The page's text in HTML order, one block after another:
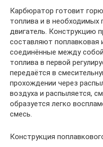
Карбюратор готовит
топлива и в необходимых
двигатель. Конструкцию
составляют поплавковая
соединённые между
топлива в первой
передаётся в
прохождении через
воздуха и распыляется,
образуется легко
смесь.
Конструкция